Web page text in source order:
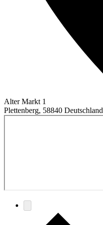
Alter Markt 1
Plettenberg, 58840 Deutschland